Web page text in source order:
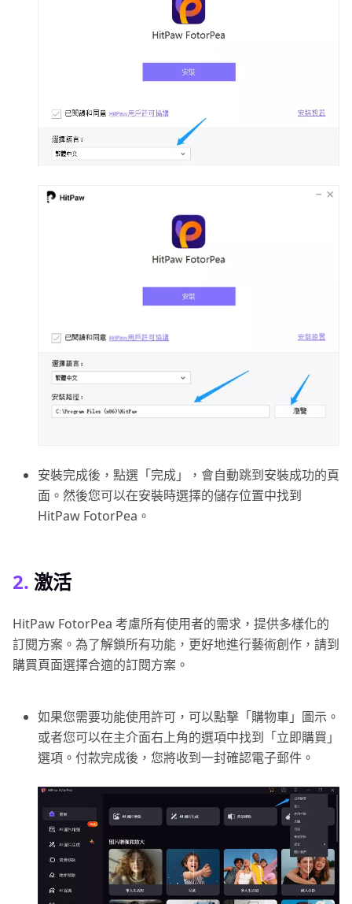
安裝完成後，點選「完成」，會自動跳到安裝成功的頁
面。然後您可以在安裝時選擇的儲存位置中找到
HitPaw FotorPea。
2. 激活
HitPaw FotorPea 考慮所有使用者的需求，提供多樣化的
訂閱方案。為了解鎖所有功能，更好地進行藝術創作，請到
購買頁面選擇合適的訂閱方案。
如果您需要功能使用許可，可以點擊「購物車」圖示。
或者您可以在主介面右上角的選項中找到「立即購買」
選項。付款完成後，您將收到一封確認電子郵件。